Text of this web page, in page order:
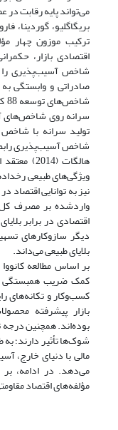
می‌تواند پایه رقابت
ترکیب موزون چهار
اقتصادی بازار،
شاخص آسیب‌پذیری را
صادراتی و وابستگی
سرانه روی شاخص‌های
تولید سرانه با شاخص
شاخص آسیب‌پذیری
هالگات
ویژگی‌های طبیعی
نیز به توانایی
وارد‌شده بر مصرف کل
اقتصادی در برابر
دیگر سازوکارهای
بلایای طبیعی می‌داند.
کمک ضریب همبستگی
کسب‌وکار و تکانه‌های
بازار پیشرفته
بوده‌اند. همچنین درجه
شوک‌ها تأثیر دارند؛
مالی با دنیای خارج،
می‌دهد. در ادامه،
مؤلفه‌های اقتصاد